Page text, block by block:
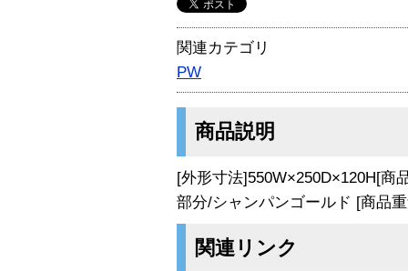
関連カテゴリ
PW
商品説明
[外形寸法]550W×250D×120H[商
部分/シャンパンゴールド [商品
関連リンク